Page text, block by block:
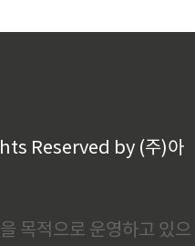
Reserved by (주)아
목적으로 운영하고 있으